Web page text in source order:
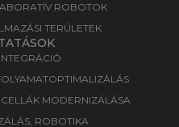
ROBOTOK
TERÜLETEK
MODERNIZÁLÁSA​
ROBOTIKA​